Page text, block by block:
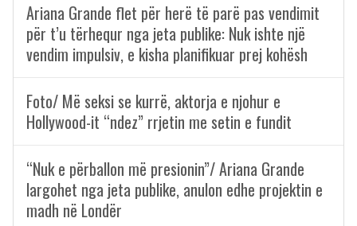
Ariana Grande flet për herë të parë pas vendimit
për t’u tërhequr nga jeta publike: Nuk ishte një
vendim impulsiv, e kisha planifikuar prej kohësh
Foto/ Më seksi se kurrë, aktorja e njohur e
Hollywood-it “ndez” rrjetin me setin e fundit
“Nuk e përballon më presionin”/ Ariana Grande
largohet nga jeta publike, anulon edhe projektin e
madh në Londër